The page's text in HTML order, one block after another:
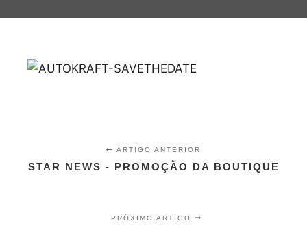
ARTIGO ANTERIOR
STAR NEWS - PROMOÇÃO DA BOUTIQUE
PRÓXIMO ARTIGO